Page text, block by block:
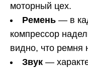
моторный цех.
Ремень — в
компрессор
видно, что ремня
Звук —